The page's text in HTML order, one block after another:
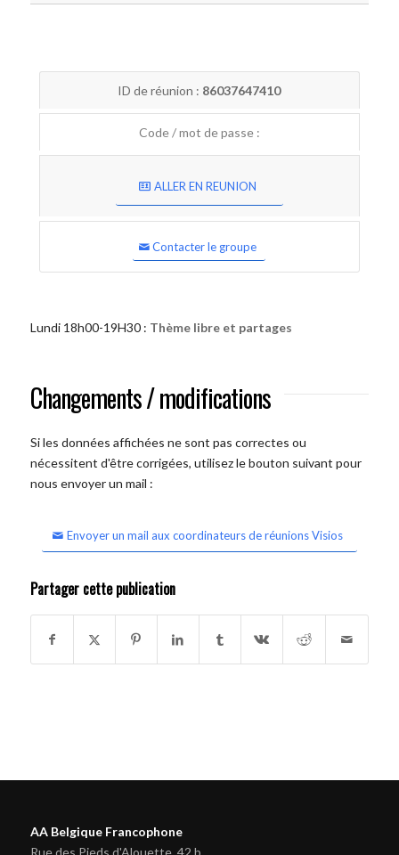
ID de réunion : 86037647410
Code / mot de passe :
ALLER EN REUNION
Contacter le groupe
Lundi 18h00-19H30 : Thème libre et partages
Changements / modifications
Si les données affichées ne sont pas correctes ou
nécessitent d'être corrigées, utilisez le bouton suivant pour
nous envoyer un mail :
Envoyer un mail aux coordinateurs de réunions Visios
Partager cette publication
AA Belgique Francophone
Rue des Pieds d'Alouette, 42 b